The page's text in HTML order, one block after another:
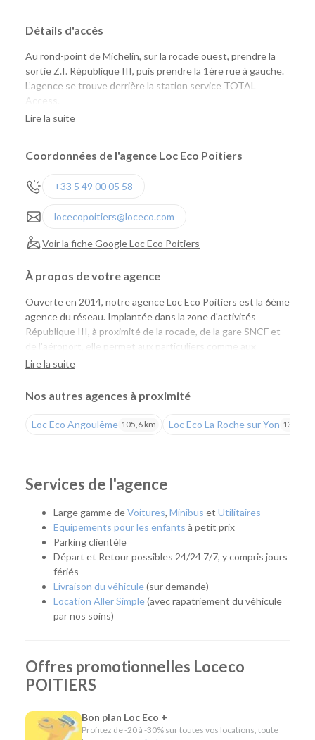
Détails d'accès
Au rond-point de Michelin, sur la rocade ouest, prendre la
sortie Z.I. République III, puis prendre la 1ère rue à gauche.
L’agence se trouve derrière la station service TOTAL
Access.
Lire la suite
Coordonnées de l'agence Loc Eco Poitiers
+33 5 49 00 05 58
locecopoitiers@loceco.com
Voir la fiche Google Loc Eco Poitiers
À propos de votre agence
Ouverte en 2014, notre agence Loc Eco Poitiers est la 6ème
agence du réseau. Implantée dans la zone d'activités
République III, à proximité de la rocade, de la gare SNCF et
de l'aéroport, elle permet aux particuliers comme aux
professionnels de louer facilement une voiture ou un
choix de véhicules, de tarifs compétitifs et de l'expertise Loc
Une agence pour tous vos déplacements
départ en vacances, un week-end, un déménagement ou
que vous ayez besoin de remplacer temporairement votre
adaptée. Son emplacement facilite également l'accès aux
habitants de Poitiers, Chasseneuil-du-Poitou, Buxerolles,
Migné-Auxances et des communes voisines.
Quel véhicule choisir ?
Notre agence met à votre disposition une flotte complète
pour répondre à tous les usages :
quotidien.
Routières, SUV et monospaces pour les longs trajets
ou les vacances.
Minibus pour voyager en groupe.
Utilitaires de différentes capacités pour un
Lire la suite
Nos autres agences à proximité
Loc Eco Angoulême 105,6 km Loc Eco La Roche sur Yon 134,8
Services de l'agence
Large gamme deVoitures, Minibus et Utilitaires
Equipements pour les enfants à petit prix
Parking clientèle
Départ et Retour possibles 24/24 7/7, y compris jours
fériés
Livraison du véhicule(sur demande)
Location Aller Simple(avec rapatriement du véhicule
par nos soins)
Offres promotionnelles Loceco
POITIERS
Bon plan Loc Eco +
Profitez de -20 à -30% sur toutes vos locations, toute